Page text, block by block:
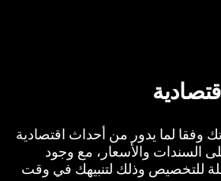
وفقا لما يدور من أحداث اقتصادية
السندات والأسعار، مع وجود
للتخصيص وذلك لتنبيهك في وقت